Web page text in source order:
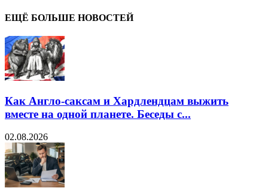
ЕЩЁ БОЛЬШЕ НОВОСТЕЙ
Как Англо-саксам и Хардлендцам выжить
вместе на одной планете. Беседы с...
02.08.2026